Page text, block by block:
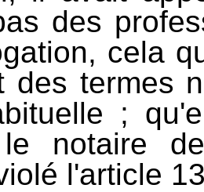
des
cela
des termes
;
le notaire
l'article